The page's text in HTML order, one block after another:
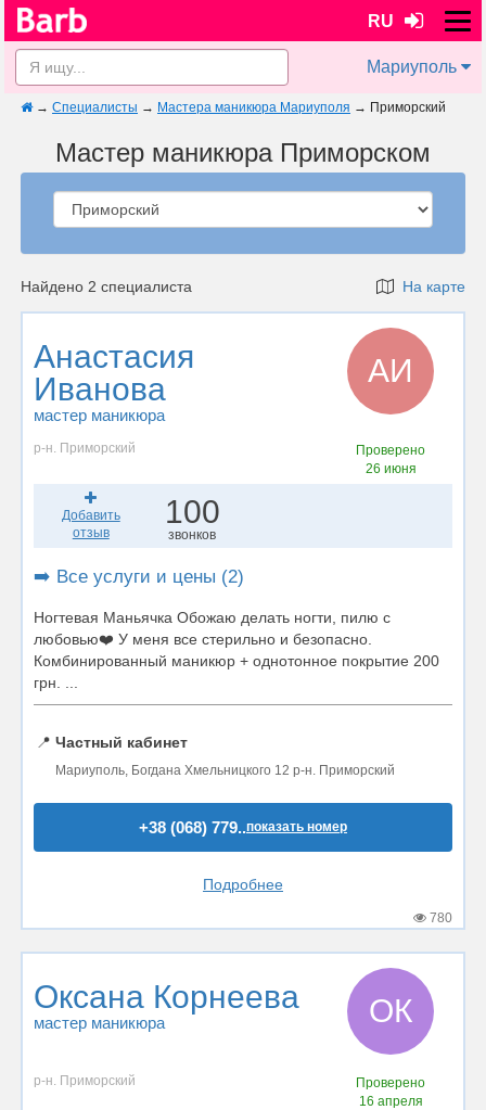
RU
Мариуполь
→ Специалисты → Мастера маникюра Мариуполя → Приморский
Мастер маникюра Приморском
Найдено 2 специалиста На карте
Анастасия
Иванова
мастер маникюра
АИ
р-н. Приморский
Проверено
26 июня
Добавить
отзыв
100
звонков
➡️ Все услуги и цены (2)
Ногтевая Маньячка Обожаю делать ногти, пилю с
любовью❤️ У меня все стерильно и безопасно.
Комбинированный маникюр + однотонное покрытие 200
грн. ...
📍 Частный кабинет
Мариуполь, Богдана Хмельницкого 12 р-н. Приморский
+38 (068) 779..показать номер
Подробнее
780
Оксана Корнеева
мастер маникюра ОК
р-н. Приморский
Проверено
16 апреля